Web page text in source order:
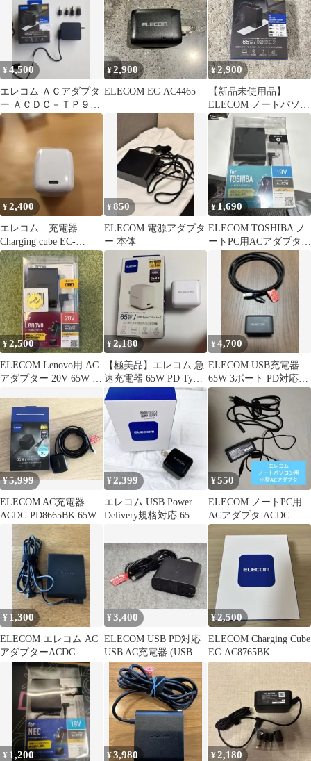
¥4,500
エレコム ＡＣアダプタ
ー ＡＣＤＣ－ＴＰ９５
６５ＢＫ
¥2,900
ELECOM EC-AC4465
¥2,900
【新品未使用品】
ELECOM ノートパソコ
ン用AC充電器 65W
¥2,400
エレコム 充電器
Charging cube EC-
AC8565WH
¥850
ELECOM 電源アダプタ
ー 本体
¥ 1,690
ELECOM TOSHIBA ノ
ートPC用ACアダプター
19V 65W
¥2,500
ELECOM Lenovo用 AC
アダプター 20V 65W 新
¥2,180
【極美品】エレコム 急
速充電器 65W PD Type-
C 小型 GaN
¥4,700
ELECOM USB充電器
65W 3ポート PD対応
2mケーブル付
¥5,999
ELECOM AC充電器
ACDC-PD8665BK 65W
¥2,399
エレコム USB Power
Delivery規格対応 65W
¥550
ELECOM ノートPC用
ACアダプタ ACDC-
SY1665BK
¥ 1,300
ELECOM エレコム AC
アダプターACDC-
1965FUBK 65W
¥3,400
ELECOM USB PD対応
USB AC充電器 (USB
PD65W)
¥2,500
ELECOM Charging Cube
EC-AC8765BK
¥ 1,200 ¥3,980 ¥2,180